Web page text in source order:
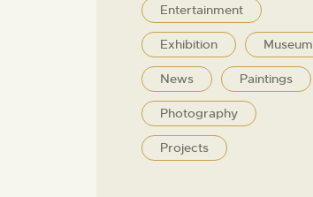
Entertainment
Exhibition Museum
News Paintings
Photography
Projects